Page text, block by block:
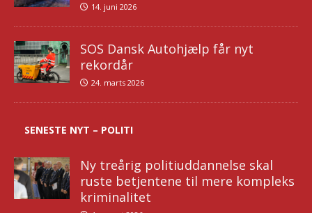
14. juni 2026
SOS Dansk Autohjælp får nyt
rekordår
24. marts 2026
SENESTE NYT – POLITI
Ny treårig politiuddannelse skal
ruste betjentene til mere kompleks
kriminalitet